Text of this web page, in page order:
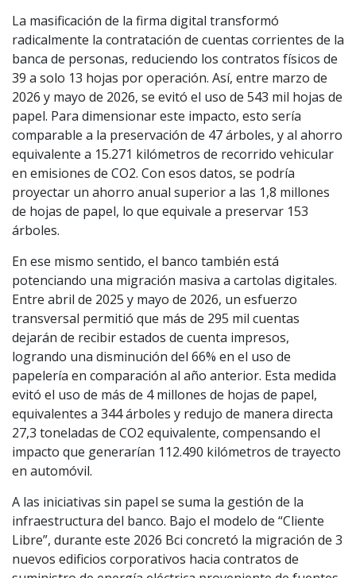
La masificación de la firma digital transformó
radicalmente la contratación de cuentas corrientes de la
banca de personas, reduciendo los contratos físicos de
39 a solo 13 hojas por operación. Así, entre marzo de
2026 y mayo de 2026, se evitó el uso de 543 mil hojas de
papel. Para dimensionar este impacto, esto sería
comparable a la preservación de 47 árboles, y al ahorro
equivalente a 15.271 kilómetros de recorrido vehicular
en emisiones de CO2. Con esos datos, se podría
proyectar un ahorro anual superior a las 1,8 millones
de hojas de papel, lo que equivale a preservar 153
árboles.
En ese mismo sentido, el banco también está
potenciando una migración masiva a cartolas digitales.
Entre abril de 2025 y mayo de 2026, un esfuerzo
transversal permitió que más de 295 mil cuentas
dejarán de recibir estados de cuenta impresos,
logrando una disminución del 66% en el uso de
papelería en comparación al año anterior. Esta medida
evitó el uso de más de 4 millones de hojas de papel,
equivalentes a 344 árboles y redujo de manera directa
27,3 toneladas de CO2 equivalente, compensando el
impacto que generarían 112.490 kilómetros de trayecto
en automóvil.
A las iniciativas sin papel se suma la gestión de la
infraestructura del banco. Bajo el modelo de “Cliente
Libre”, durante este 2026 Bci concretó la migración de 3
nuevos edificios corporativos hacia contratos de